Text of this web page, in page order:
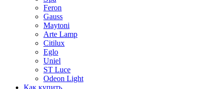
Feron
Gauss
Maytoni
Arte Lamp
Citilux
Eglo
Uniel
ST Luce
Odeon Light
Как купить